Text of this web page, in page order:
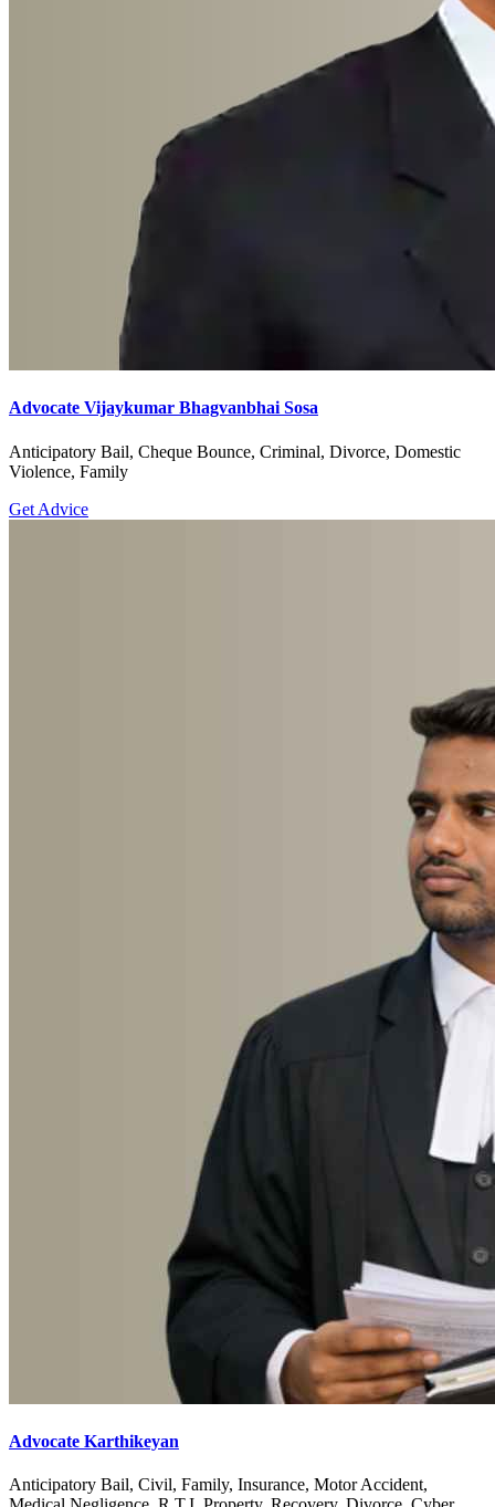
Advocate Vijaykumar Bhagvanbhai Sosa
Anticipatory Bail, Cheque Bounce, Criminal, Divorce, Domestic
Violence, Family
Get Advice
Advocate Karthikeyan
Anticipatory Bail, Civil, Family, Insurance, Motor Accident,